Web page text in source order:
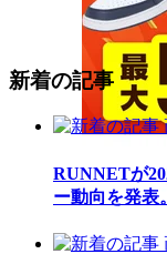
新着の記事
RUNNETが
ー動向を発表